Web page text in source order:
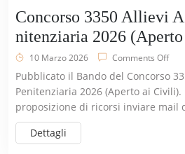
Concorso 3350 Allievi
nitenziaria 2026
10 Marzo 2026 Comments Off
Pubblicato il Bando del Concorso
Penitenziaria 2026 (Aperto ai
proposizione di ricorsi inviare mail
Dettagli